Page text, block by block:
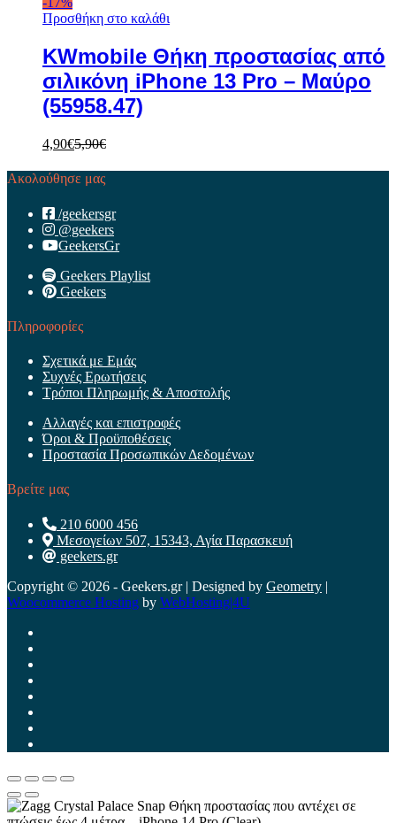
Προσθήκη στο καλάθι
KWmobile Θήκη προστασίας από
σιλικόνη iPhone 13 Pro – Μαύρο
(55958.47)
4,90€5,90€
Ακολούθησε μας
/geekersgr
@geekers
GeekersGr
Geekers Playlist
Geekers
Πληροφορίες
Σχετικά με Εμάς
Συχνές Ερωτήσεις
Τρόποι Πληρωμής & Αποστολής
Αλλαγές και επιστροφές
Όροι & Προϋποθέσεις
Προστασία Προσωπικών Δεδομένων
Βρείτε μας
210 6000 456
Μεσογείων 507, 15343, Αγία Παρασκευή
geekers.gr
Copyright © 2026 - Geekers.gr | Designed by Geometry |
Woocommerce Hosting by WebHosting|4U